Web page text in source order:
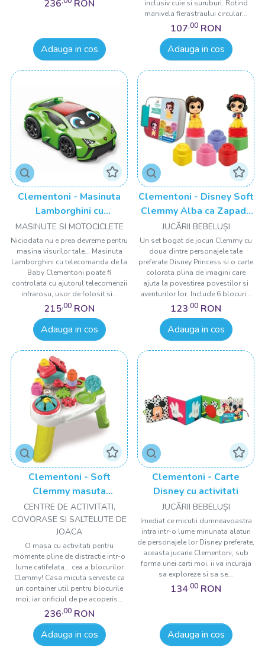
236 RON
Adauga in cos
inclusiv cuie si suruburi. Rotind
manivela fierastraului circular...
107,00 RON
Adauga in cos
Clementoni - Masinuta
Lamborghini cu
telecomanda
MASINUTE SI MOTOCICLETE
Niciodata nu e prea devreme pentru
masina visurilor tale... Masinuta
Lamborghini cu telecomanda de la
Baby Clementoni poate fi
controlata cu ajutorul telecomenzii
infrarosu, usor de folosit si...
215,00 RON
Adauga in cos
Clementoni - Disney Soft
Clemmy Alba ca Zapada
si Belle
JUCĂRII BEBELUȘI
Un set bogat de jocuri Clemmy cu
doua dintre personajele tale
preferate Disney Princess si o carte
colorata plina de imagini care
ajuta la povestirea povestilor si
aventurilor lor. Include 6 blocuri...
123,00 RON
Adauga in cos
Clementoni - Soft
Clemmy masuta
senzoriala
CENTRE DE ACTIVITATI,
COVORASE SI SALTELUTE DE
JOACA
O masa cu activitati pentru
momente pline de distractie intr-o
lume catifelata... cea a blocurilor
Clemmy! Casa micuta serveste ca
un container util pentru blocurile
moi, iar orificiul de pe acoperis...
236,00 RON
Adauga in cos
Clementoni - Carte
Disney cu activitati
JUCĂRII BEBELUȘI
Imediat ce micutii dumneavoastra
intra intr-o lume minunata alaturi
de personajele lor Disney preferate,
aceasta jucarie Clementoni, sub
forma unei carti moi, ii va incuraja
sa exploreze si sa se...
134,00 RON
Adauga in cos